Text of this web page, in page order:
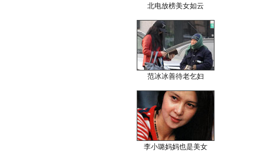
北电放榜美女如云
范冰冰善待老乞妇
李小璐妈妈也是美女